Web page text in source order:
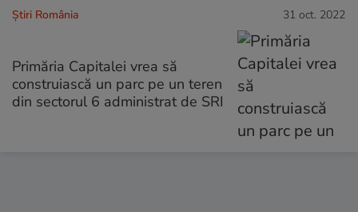
Știri România 31 oct. 2022
Primăria Capitalei vrea să
construiască un parc pe un teren
din sectorul 6 administrat de SRI